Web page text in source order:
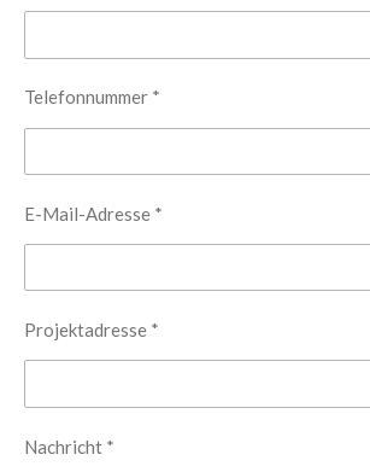
Telefonnummer *
E-Mail-Adresse *
Projektadresse *
Nachricht *